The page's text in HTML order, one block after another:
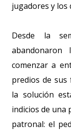
jugadores y los
Desde la
comenzar a
predios de sus
la solución
indicios de una
patronal: el